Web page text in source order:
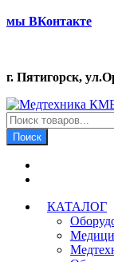
мы ВКонтакте
г. Пятигорск,
Поиск
товаров
Поиск
КАТАЛОГ